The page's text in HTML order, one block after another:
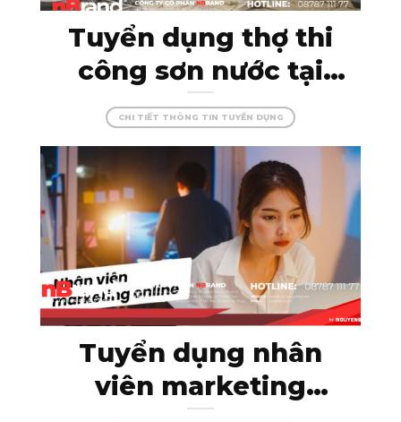
Tuyển dụng thợ thi
công sơn nước tại
Kon Tum – đam mê
cùng màu sắc, tạo
dựng những công
trình hoàn hảo!
CHI TIẾT THÔNG TIN TUYỂN DỤNG
Tuyển dụng nhân
viên marketing